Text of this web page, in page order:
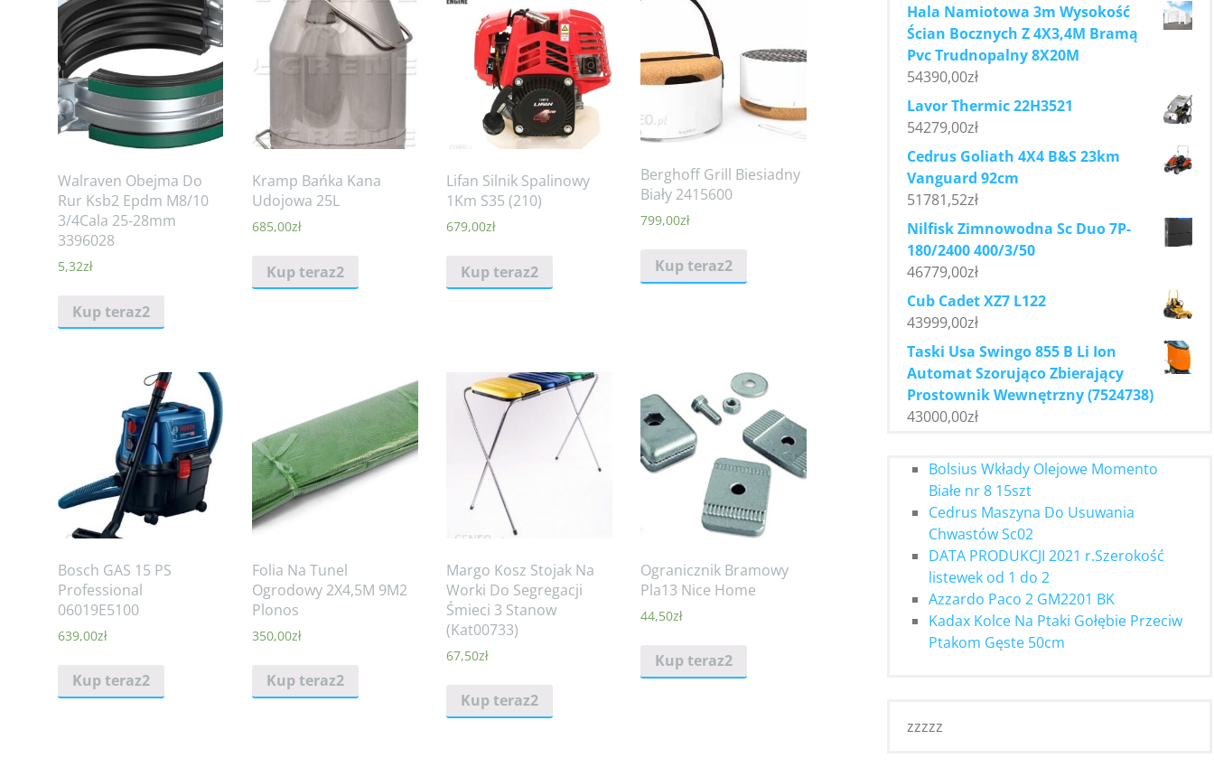
Walraven Obejma Do
Rur Ksb2 Epdm M8/10
3/4Cala 25-28mm
3396028
5,32zł
Kup teraz2
Kramp Bańka Kana
Udojowa 25L
685,00zł
Kup teraz2
Lifan Silnik Spalinowy
1Km S35 (210)
679,00zł
Kup teraz2
Berghoff Grill Biesiadny
Biały 2415600
799,00zł
Kup teraz2
Bosch GAS 15 PS
Professional
06019E5100
639,00zł
Kup teraz2
Folia Na Tunel
Ogrodowy 2X4,5M 9M2
Plonos
350,00zł
Kup teraz2
Margo Kosz Stojak Na
Worki Do Segregacji
Śmieci 3 Stanow
(Kat00733)
67,50zł
Kup teraz2
Ogranicznik Bramowy
Pla13 Nice Home
44,50zł
Kup teraz2
Hala Namiotowa 3m Wysokość
Ścian Bocznych Z 4X3,4M Bramą
Pvc Trudnopalny 8X20M
54390,00zł
Lavor Thermic 22H3521
54279,00zł
Cedrus Goliath 4X4 B&S 23km
Vanguard 92cm
51781,52zł
Nilfisk Zimnowodna Sc Duo 7P-
180/2400 400/3/50
46779,00zł
Cub Cadet XZ7 L122
43999,00zł
Taski Usa Swingo 855 B Li Ion
Automat Szorująco Zbierający
Prostownik Wewnętrzny (7524738)
43000,00zł
Bolsius Wkłady Olejowe Momento
Białe nr 8 15szt
Cedrus Maszyna Do Usuwania
Chwastów Sc02
DATA PRODUKCJI 2021 r.Szerokość
listewek od 1 do 2
Azzardo Paco 2 GM2201 BK
Kadax Kolce Na Ptaki Gołębie Przeciw
Ptakom Gęste 50cm
zzzzz